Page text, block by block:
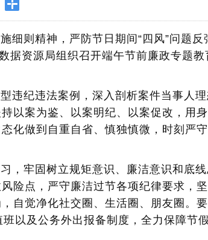
则精神，严防节日期间“四风”问题反
资源局组织召开端午节前廉政专题教
违纪违法案例，深入剖析案件当事人
以案为鉴、以案明纪、以案促改，用
化做到自重自省、慎独慎微，时刻严
，牢固树立规矩意识、廉洁意识和底
险点，严守廉洁过节各项纪律要求，
自觉净化社交圈、生活圈、朋友圈。
以及公务外出报备制度，全力保障节